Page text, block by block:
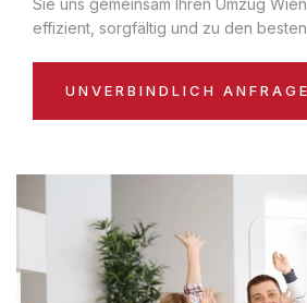
Sie uns gemeinsam Ihren Umzug
effizient, sorgfältig und zu den
UNVERBINDLICH